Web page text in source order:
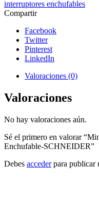
interruptores enchufables
Compartir
Facebook
Twitter
Pinterest
LinkedIn
Valoraciones (0)
Valoraciones
No hay valoraciones aún.
Sé el primero en valorar
Enchufable-SCHNEIDER”
Debes accederpara publicar